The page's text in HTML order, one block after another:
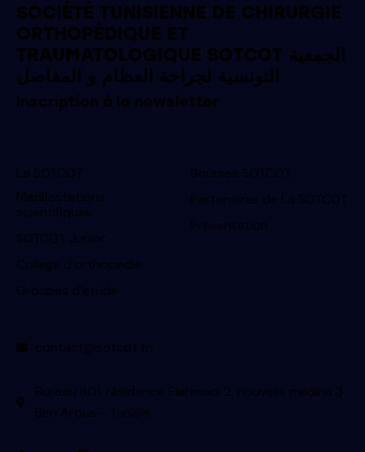
SOCIÉTÉ TUNISIENNE DE CHIRURGIE
ORTHOPÉDIQUE ET
TRAUMATOLOGIQUE SOTCOT الجمعية
التونسية لجراحة العظام و المفاصل
Inscription à la newsletter
La SOTCOT
Manifestations
scientifiques
SOTCOT Junior
College d’orthopedie
Groupes d’etude
Bourses SOTCOT
Partenaires de La SOTCOT
Présentation
contact@sotcot.tn
Bureau B01, résidence Elahmadi 2, nouvelle medina 3
Ben Arous - Tunisie